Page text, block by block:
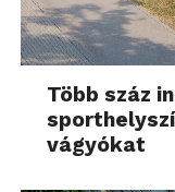
Több száz
vágyókat